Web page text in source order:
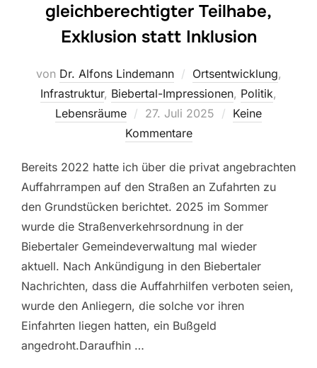
gleichberechtigter Teilhabe,
Exklusion statt Inklusion
von Dr. Alfons Lindemann Ortsentwicklung,
Infrastruktur, Biebertal-Impressionen, Politik,
Lebensräume
Veröffentlicht
am
27. Juli 2025
Keine
Kommentare
Bereits 2022 hatte ich über die privat angebrachten
Auffahrrampen auf den Straßen an Zufahrten zu
den Grundstücken berichtet. 2025 im Sommer
wurde die Straßenverkehrsordnung in der
Biebertaler Gemeindeverwaltung mal wieder
aktuell. Nach Ankündigung in den Biebertaler
Nachrichten, dass die Auffahrhilfen verboten seien,
wurde den Anliegern, die solche vor ihren
Einfahrten liegen hatten, ein Bußgeld
angedroht.Daraufhin …